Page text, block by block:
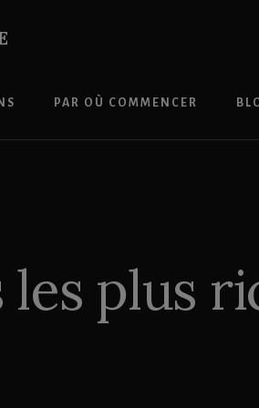
PAR OÙ COMMENCER
plus